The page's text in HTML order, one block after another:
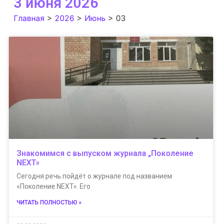
Главная > 2026 > Июнь > 03
Знакомимся с выпуском журнала „Поколение
NEXT»
Сегодня речь пойдёт о журнале под названием
«Поколение NEXT». Его
ЧИТАТЬ ПОЛНОСТЬЮ »